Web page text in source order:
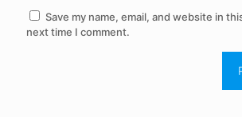
Save my name, email, and website in
next time I comment.